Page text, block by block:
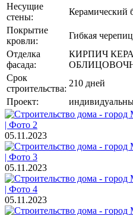
Несущие
стены:
Керамический
Покрытие
кровли:
Гибкая
Отделка
фасада:
КИРПИЧ
Срок
строительства:
210 дней
Проект:
05.11.2023
05.11.2023
05.11.2023